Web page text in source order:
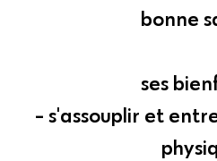
bonne
ses
- s'assouplir et